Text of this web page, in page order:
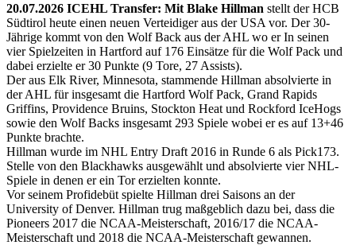
20.07.2026 ICEHL Transfer: Mit Blake Hillman stellt der HCB
Südtirol heute einen neuen Verteidiger aus der USA vor. Der 30-
Jährige kommt von den Wolf Back aus der AHL wo er In seinen
vier Spielzeiten in Hartford auf 176 Einsätze für die Wolf Pack und
dabei erzielte er 30 Punkte (9 Tore, 27 Assists).
Der aus Elk River, Minnesota, stammende Hillman absolvierte in
der AHL für insgesamt die Hartford Wolf Pack, Grand Rapids
Griffins, Providence Bruins, Stockton Heat und Rockford IceHogs
sowie den Wolf Backs insgesamt 293 Spiele wobei er es auf 13+46
Punkte brachte.
Hillman wurde im NHL Entry Draft 2016 in Runde 6 als Pick173.
Stelle von den Blackhawks ausgewählt und absolvierte vier NHL-
Spiele in denen er ein Tor erzielten konnte.
Vor seinem Profidebüt spielte Hillman drei Saisons an der
University of Denver. Hillman trug maßgeblich dazu bei, dass die
Pioneers 2017 die NCAA-Meisterschaft, 2016/17 die NCAA-
Meisterschaft und 2018 die NCAA-Meisterschaft gewannen.